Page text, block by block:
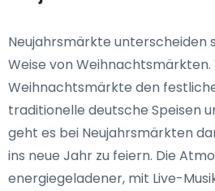
Neujahrsmärkte unterscheiden
Weise von
Weihnachtsmärkte den
traditionelle deutsche Speisen
geht es bei Neujahrsmärkten
ins neue Jahr zu feiern. Die
energiegeladener, mit Live-